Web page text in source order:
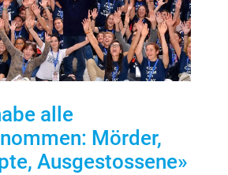
alle
Mörder,
Ausgestossene»